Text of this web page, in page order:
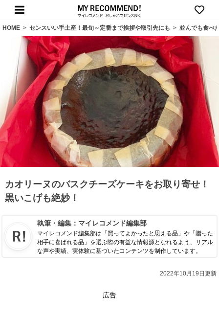
HOME > センスいい手土産！最旬～定番まで挨拶や取引先にも > 並んでも食べ
カオリーヌのバスクチーズケーキをお取り寄せ！
黒いこげも絶妙！
執筆・編集： マイレコメンド編集部
マイレコメンド編集部は「買ってよかったと思える品」や「贈った
相手に喜ばれる品」を選ぶ際の有益な情報源となれるよう、リアル
な声や実績、実体験に基づいたコンテンツを制作しています。
2022年10月19日更新
広告